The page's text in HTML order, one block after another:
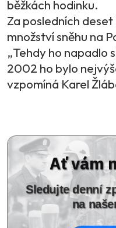
běžkách hodinku.
Za posledních
množství sněhu na
„Tehdy ho napadlo
2002 ho bylo
vzpomíná Karel
Ať vám
Sledujte denní
na